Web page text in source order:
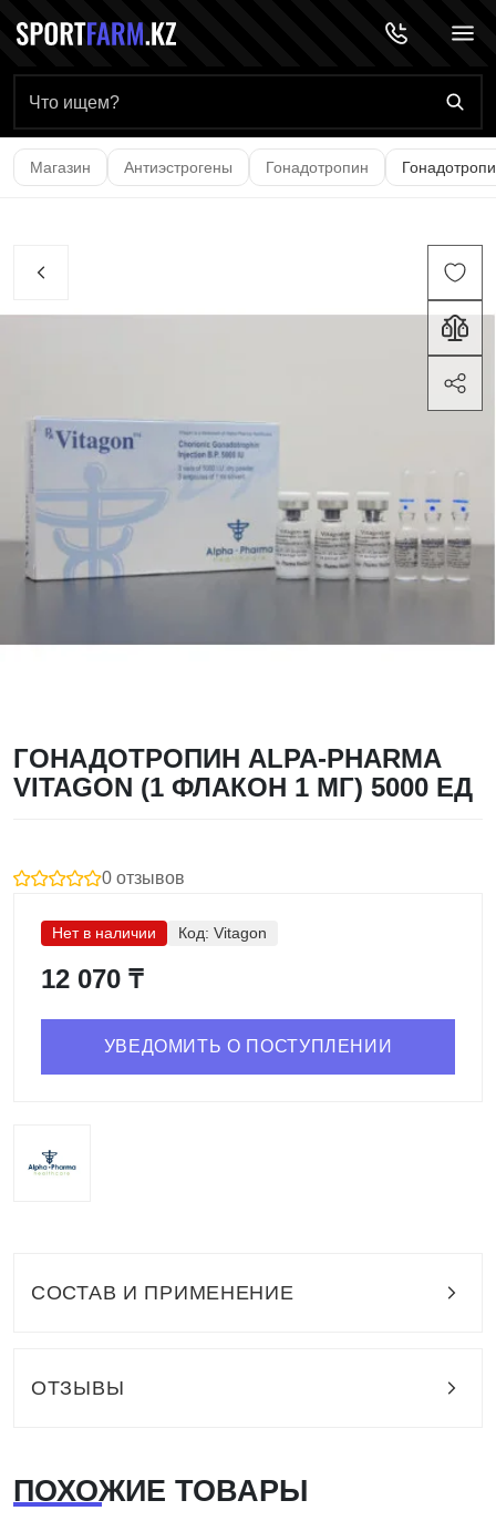
Главная страница
Магазин Антиэстрогены Гонадотропин
ГОНАДОТРОПИН ALPA-PHARMA
VITAGON (1 ФЛАКОН 1 МГ) 5000 ЕД
0 отзывов
Нет в наличии Код: Vitagon
12 070 ₸
УВЕДОМИТЬ О ПОСТУПЛЕНИИ
СОСТАВ И ПРИМЕНЕНИЕ
ОТЗЫВЫ
ПОХОЖИЕ ТОВАРЫ